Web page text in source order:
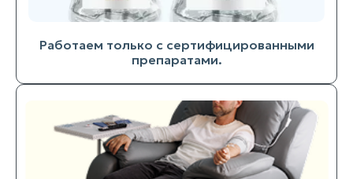
Работаем только с сертифицированными
препаратами.